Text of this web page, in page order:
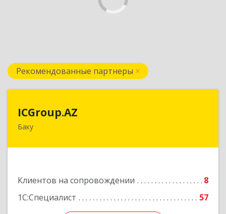
Рекомендованные партнеры
ICGroup.AZ
Баку
Клиентов на сопровождении
8
1С:Специалист
57